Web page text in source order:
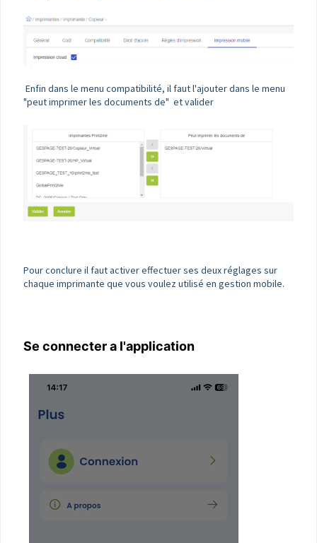
Enfin dans le menu compatibilité, il faut l'ajouter dans le menu
"peut imprimer les documents de" et valider
Pour conclure il faut activer effectuer ses deux réglages sur
chaque imprimante que vous voulez utilisé en gestion mobile.
Se connecter a l'application